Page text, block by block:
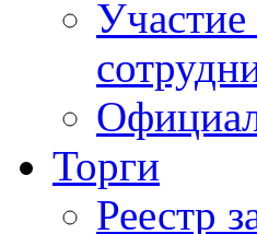
Торги
Реестр